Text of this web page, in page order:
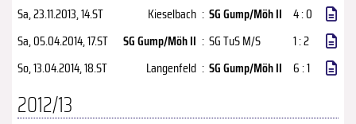
Sa, 23.11.2013, 14.ST Kieselbach : SG Gump/Möh II 4 : 0
Sa, 05.04.2014, 17.ST SG Gump/Möh II : SG TuS M/S
1 : 2
So, 13.04.2014, 18.ST Langenfeld : SG Gump/Möh II 6 : 1
2012/13